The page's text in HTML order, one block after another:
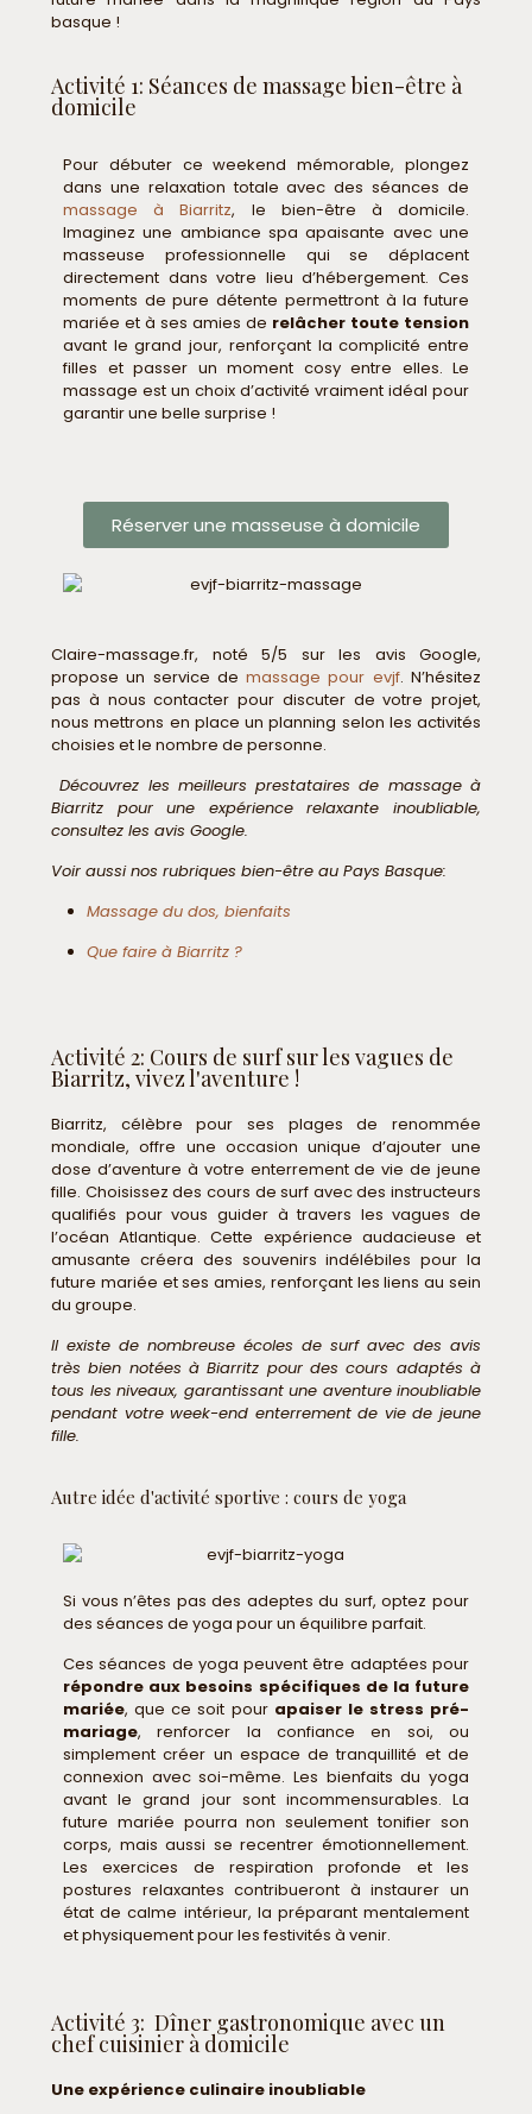
basque !
Activité 1: Séances de massage bien-être à
domicile
Pour débuter ce weekend mémorable, plongez
dans une relaxation totale avec des séances de
massage à Biarritz, le bien-être à domicile.
Imaginez une ambiance spa apaisante avec une
masseuse professionnelle qui se déplacent
directement dans votre lieu d’hébergement. Ces
moments de pure détente permettront à la future
mariée et à ses amies de relâcher toute tension
avant le grand jour, renforçant la complicité entre
filles et passer un moment cosy entre elles. Le
massage est un choix d’activité vraiment idéal pour
garantir une belle surprise !
Réserver une masseuse à domicile
Claire-massage.fr, noté 5/5 sur les avis Google,
propose un service demassage pour evjf. N’hésitez
pas à nous contacter pour discuter de votre projet,
nous mettrons en place un planning selon les activités
choisies et le nombre de personne.
Découvrez les meilleurs prestataires de massage à
Biarritz pour une expérience relaxante inoubliable,
consultez les avis Google.
Voir aussi nos rubriques bien-être au Pays Basque:
Massage du dos, bienfaits
Que faire à Biarritz ?
Activité 2: Cours de surf sur les vagues de
Biarritz, vivez l'aventure !
Biarritz, célèbre pour ses plages de renommée
mondiale, offre une occasion unique d’ajouter une
dose d’aventure à votre enterrement de vie de jeune
fille. Choisissez des cours de surf avec des instructeurs
qualifiés pour vous guider à travers les vagues de
l’océan Atlantique. Cette expérience audacieuse et
amusante créera des souvenirs indélébiles pour la
future mariée et ses amies, renforçant les liens au sein
du groupe.
Il existe de nombreuse écoles de surf avec des avis
très bien notées à Biarritz pour des cours adaptés à
tous les niveaux, garantissant une aventure inoubliable
pendant votre week-end enterrement de vie de jeune
fille.
Autre idée d'activité sportive : cours de yoga
Si vous n’êtes pas des adeptes du surf, optez pour
des séances de yoga pour un équilibre parfait.
Ces séances de yoga peuvent être adaptées pour
répondre aux besoins spécifiques de la future
mariée, que ce soit pour apaiser le stress pré-
mariage, renforcer la confiance en soi, ou
simplement créer un espace de tranquillité et de
connexion avec soi-même. Les bienfaits du yoga
avant le grand jour sont incommensurables. La
future mariée pourra non seulement tonifier son
corps, mais aussi se recentrer émotionnellement.
Les exercices de respiration profonde et les
postures relaxantes contribueront à instaurer un
état de calme intérieur, la préparant mentalement
et physiquement pour les festivités à venir.
Activité 3: Dîner gastronomique avec un
chef cuisinier à domicile
Une expérience culinaire inoubliable